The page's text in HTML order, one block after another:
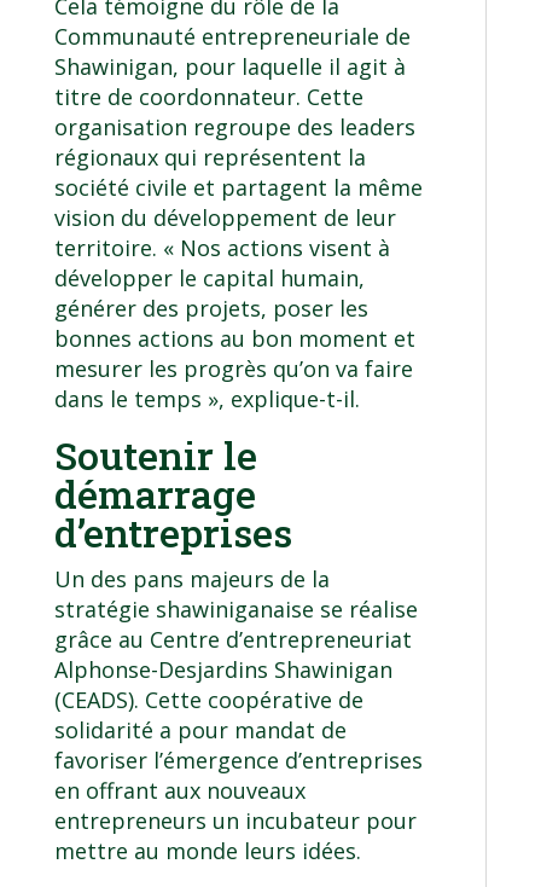
Cela témoigne du rôle de la
Communauté entrepreneuriale de
Shawinigan, pour laquelle il agit à
titre de coordonnateur. Cette
organisation regroupe des leaders
régionaux qui représentent la
société civile et partagent la même
vision du développement de leur
territoire. « Nos actions visent à
développer le capital humain,
générer des projets, poser les
bonnes actions au bon moment et
mesurer les progrès qu’on va faire
dans le temps », explique-t-il.
Soutenir le
démarrage
d’entreprises
Un des pans majeurs de la
stratégie shawiniganaise se réalise
grâce au Centre d’entrepreneuriat
Alphonse-Desjardins Shawinigan
(CEADS). Cette coopérative de
solidarité a pour mandat de
favoriser l’émergence d’entreprises
en offrant aux nouveaux
entrepreneurs un incubateur pour
mettre au monde leurs idées.